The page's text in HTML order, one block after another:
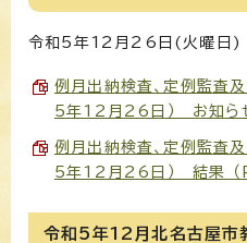
令和5年12月26日(火曜日
例月出納検査、定例監査
5年12月26日） お知ら
例月出納検査、定例監査
5年12月26日） 結果
令和5年12月北名古屋市